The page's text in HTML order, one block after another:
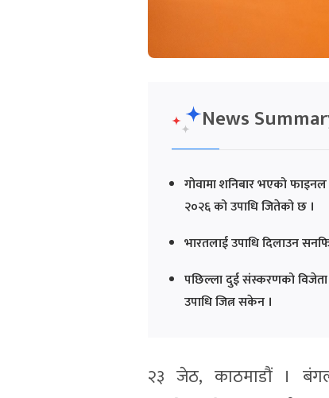
News
गोवामा शनिबार भएको
२०२६ को उपाधि जितेको छ ।
भारतलाई उपाधि दिलाउन
पछिल्ला दुई संस्करणको
उपाधि जित्न सकेन ।
२३ जेठ, काठमाडौं ।